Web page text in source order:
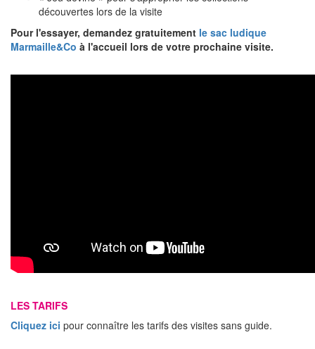
découvertes lors de la visite
Pour l'essayer, demandez gratuitement le sac ludique
Marmaille&Co à l'accueil lors de votre prochaine visite.
LES TARIFS
Cliquez ici pour connaître les tarifs des visites sans guide.